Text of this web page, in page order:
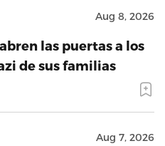
Aug 8, 2026
las puertas a los
de sus familias
Aug 7, 2026